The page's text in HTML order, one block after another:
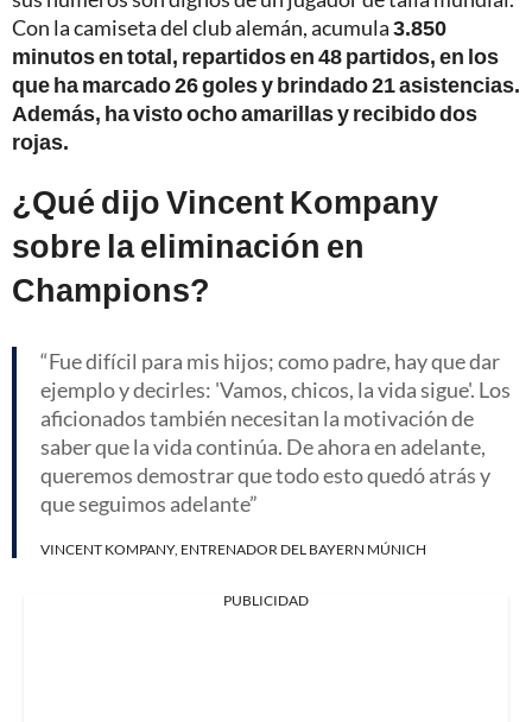
Con la camiseta del club alemán, acumula3.850
minutos en total, repartidos en 48 partidos, en los
que ha marcado 26 goles y brindado 21 asistencias.
Además, ha visto ocho amarillas y recibido dos
rojas.
¿Qué dijo Vincent Kompany
sobre la eliminación en
Champions?
Fue difícil para mis hijos; como padre, hay que dar
ejemplo y decirles: 'Vamos, chicos, la vida sigue'. Los
aficionados también necesitan la motivación de
saber que la vida continúa. De ahora en adelante,
queremos demostrar que todo esto quedó atrás y
que seguimos adelante
VINCENT KOMPANY, ENTRENADOR DEL BAYERN MÚNICH
PUBLICIDAD